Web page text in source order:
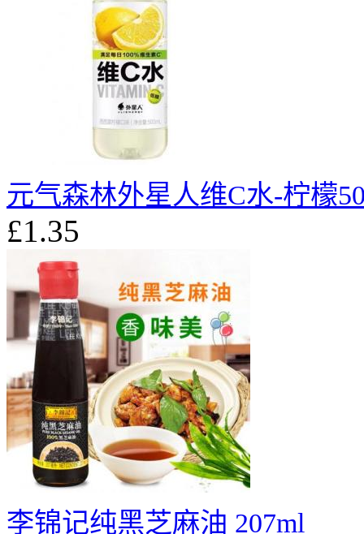
元气森林外星人维C水-柠檬
£1.35
李锦记纯黑芝麻油 207ml